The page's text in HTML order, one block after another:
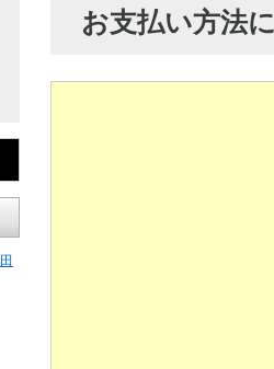
お支払い方法